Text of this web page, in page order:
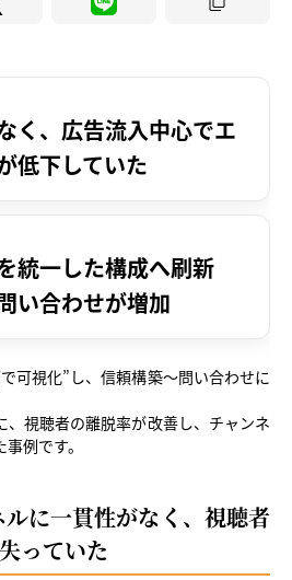
く、広告流入中心でエ
低下していた
統一した構成へ刷新
い合わせが増加
可視化”し、信頼構築〜問い合わせに
、視聴者の離脱率が改善し、チャンネ
例です。
に一貫性がなく、視聴者
っていた